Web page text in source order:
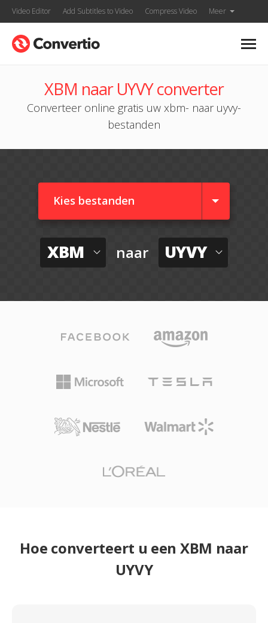
Video Editor Add Subtitles to Video Compress Video Meer
XBM naar UYVY converter
Converteer online gratis uw xbm- naar uyvy-
bestanden
Kies bestanden
XBM naar UYVY
Hoe converteert u een XBM naar
UYVY